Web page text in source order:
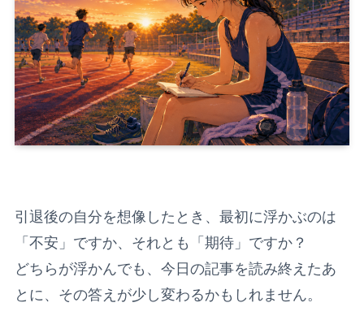
引退後の自分を想像したとき、最初に浮かぶのは
「不安」ですか、それとも「期待」ですか？
どちらが浮かんでも、今日の記事を読み終えたあ
とに、その答えが少し変わるかもしれません。